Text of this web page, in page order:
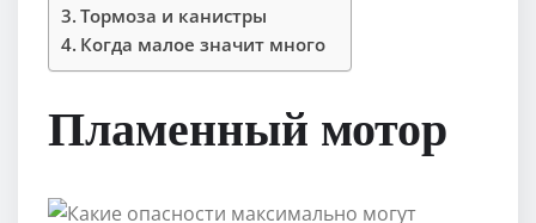
Тормоза и канистры
Когда малое значит много
Пламенный мотор